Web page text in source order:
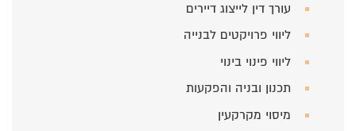
עורך דין לייצוג דיירים
ליווי פרויקטים לבנייה
ליווי פינוי בינוי
תכנון ובניה והפקעות
מיסוי מקרקעין